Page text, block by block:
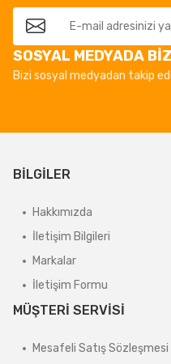
SOSYAL MEDYADA BİZ
Bizi sosyal medyadan takip
BİLGİLER
Hakkımızda
İletişim Bilgileri
Markalar
İletişim Formu
MÜŞTERİ SERVİSİ
Mesafeli Satış Sözleşmesi